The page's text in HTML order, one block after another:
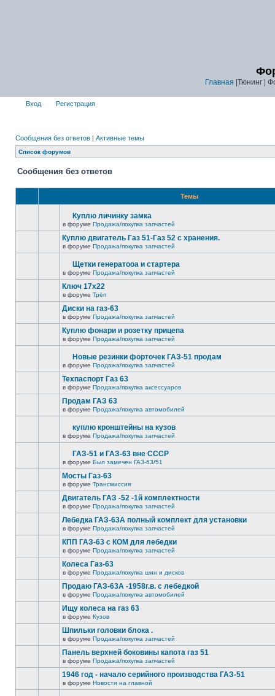
Главная |Тюнинг |
Вход Регистрация
Сообщения без ответов | Активные темы
Список форумов
Сообщения без ответов
Темы
Куплю личинку замка
в форуме Продажа/покупка запчастей
Куплю двигатель Газ 51-Газ 52 с хранения.
в форуме Продажа/покупка запчастей
Щетки генератооа и стартера
в форуме Продажа/покупка запчастей
Ключ 17х22
в форуме Трёп
Диски на газ-63
в форуме Продажа/покупка запчастей
Куплю фонари и розетку прицепа
в форуме Продажа/покупка запчастей
Новые резинки форточек ГАЗ-51 продам
в форуме Продажа/покупка запчастей
Техпаспорт Газ 63
в форуме Продажа/покупка аксессуаров
Продам ГАЗ 63
в форуме Продажа/покупка автомобилей
куплю кронштейны на кузов
в форуме Продажа/покупка запчастей
ГАЗ-51 и ГАЗ-63 вне СССР
в форуме Был замечен ГАЗ-63/51
Мосты Газ-63
в форуме Трансмиссия
Двигатель ГАЗ -52 -1й комплектности
в форуме Продажа/покупка запчастей
Лебедка ГАЗ-63А полный комплект для установки
в форуме Продажа/покупка запчастей
КПП ГАЗ-63 с КОМ для лебедки
в форуме Продажа/покупка запчастей
Колеса Газ-63
в форуме Продажа/покупка шин и дисков
Продаю ГАЗ-63А -1958г.в. с лебедкой
в форуме Продажа/покупка автомобилей
Ищу колеса на газ 63
в форуме Кузов
Шпильки головки блока .
в форуме Продажа/покупка запчастей
Панель верхней боковины капота газ 51
в форуме Продажа/покупка запчастей
1946 год - начало серийного производства ГАЗ-51
в форуме Новости на главной